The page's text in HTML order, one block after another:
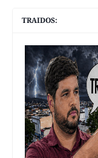
TRAIDOS: